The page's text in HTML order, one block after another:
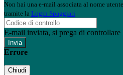
Non hai una e-mail associata al nome
tramite la Login Spaggiari
E-mail inviata, si prega di controllare
Errore
Chiudi